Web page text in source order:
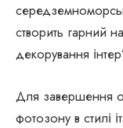
створить гарний
декорування
Для завершення
фотозону в стилі